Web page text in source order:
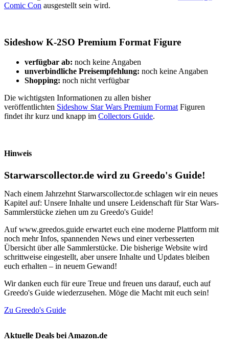
Comic Con ausgestellt sein wird.
Sideshow K-2SO Premium Format Figure
verfügbar ab: noch keine Angaben
unverbindliche Preisempfehlung: noch keine Angaben
Shopping: noch nicht verfügbar
Die wichtigsten Informationen zu allen bisher
veröffentlichten Sideshow Star Wars Premium Format Figuren
findet ihr kurz und knapp im Collectors Guide.
Hinweis
Starwarscollector.de wird zu Greedo's Guide!
Nach einem Jahrzehnt Starwarscollector.de schlagen wir ein neues
Kapitel auf: Unsere Inhalte und unsere Leidenschaft für Star Wars-
Sammlerstücke ziehen um zu Greedo's Guide!
Auf www.greedos.guide erwartet euch eine moderne Plattform mit
noch mehr Infos, spannenden News und einer verbesserten
Übersicht über alle Sammlerstücke. Die bisherige Website wird
schrittweise eingestellt, aber unsere Inhalte und Updates bleiben
euch erhalten – in neuem Gewand!
Wir danken euch für eure Treue und freuen uns darauf, euch auf
Greedo's Guide wiederzusehen. Möge die Macht mit euch sein!
Zu Greedo's Guide
Aktuelle Deals bei Amazon.de